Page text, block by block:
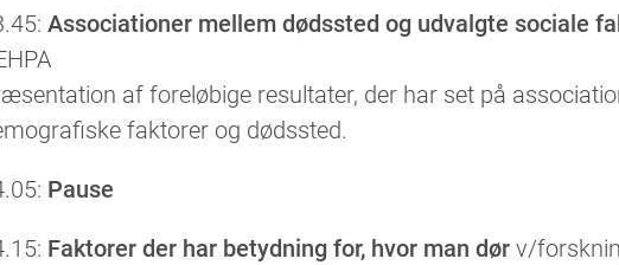
Associationer mellem dødssted og udvalgte sociale
af foreløbige resultater, der har set på
faktorer og dødssted.
Pause
Faktorer der har betydning for, hvor man dørv/